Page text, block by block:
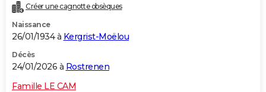
Créer une cagnotte obsèques
Naissance
26/01/1934 à Kergrist-Moëlou
Décès
24/01/2026 à Rostrenen
Famille LE CAM